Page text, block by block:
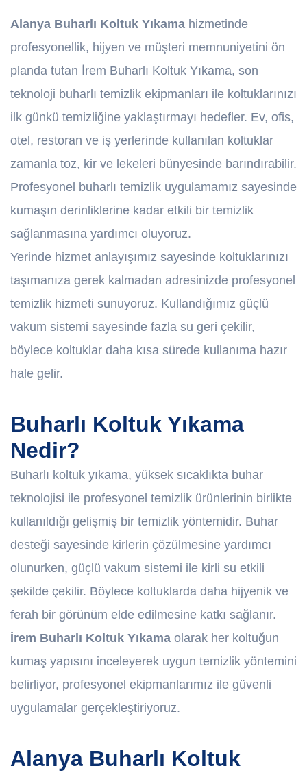
Alanya Buharlı Koltuk Yıkama hizmetinde
profesyonellik, hijyen ve müşteri memnuniyetini ön
planda tutan İrem Buharlı Koltuk Yıkama, son
teknoloji buharlı temizlik ekipmanları ile koltuklarınızı
ilk günkü temizliğine yaklaştırmayı hedefler. Ev, ofis,
otel, restoran ve iş yerlerinde kullanılan koltuklar
zamanla toz, kir ve lekeleri bünyesinde barındırabilir.
Profesyonel buharlı temizlik uygulamamız sayesinde
kumaşın derinliklerine kadar etkili bir temizlik
sağlanmasına yardımcı oluyoruz.
Yerinde hizmet anlayışımız sayesinde koltuklarınızı
taşımanıza gerek kalmadan adresinizde profesyonel
temizlik hizmeti sunuyoruz. Kullandığımız güçlü
vakum sistemi sayesinde fazla su geri çekilir,
böylece koltuklar daha kısa sürede kullanıma hazır
hale gelir.
Buharlı Koltuk Yıkama
Nedir?
Buharlı koltuk yıkama, yüksek sıcaklıkta buhar
teknolojisi ile profesyonel temizlik ürünlerinin birlikte
kullanıldığı gelişmiş bir temizlik yöntemidir. Buhar
desteği sayesinde kirlerin çözülmesine yardımcı
olunurken, güçlü vakum sistemi ile kirli su etkili
şekilde çekilir. Böylece koltuklarda daha hijyenik ve
ferah bir görünüm elde edilmesine katkı sağlanır.
İrem Buharlı Koltuk Yıkama olarak her koltuğun
kumaş yapısını inceleyerek uygun temizlik yöntemini
belirliyor, profesyonel ekipmanlarımız ile güvenli
uygulamalar gerçekleştiriyoruz.
Alanya Buharlı Koltuk